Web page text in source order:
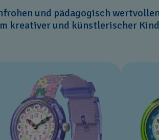
und pädagogisch
kreativer und künstlerischer